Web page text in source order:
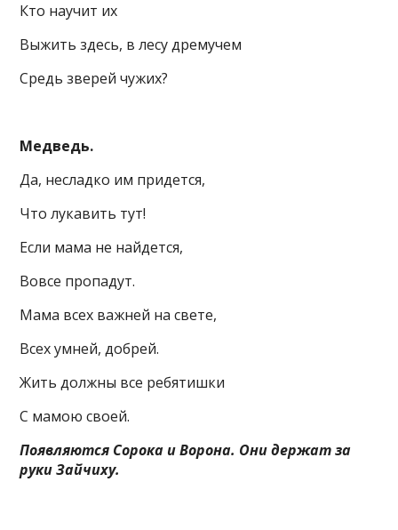
Кто научит их
Выжить здесь, в лесу дремучем
Средь зверей чужих?
Медведь.
Да, несладко им придется,
Что лукавить тут!
Если мама не найдется,
Вовсе пропадут.
Мама всех важней на свете,
Всех умней, добрей.
Жить должны все ребятишки
С мамою своей.
Появляются Сорока и Ворона. Они держат за
руки Зайчиху.